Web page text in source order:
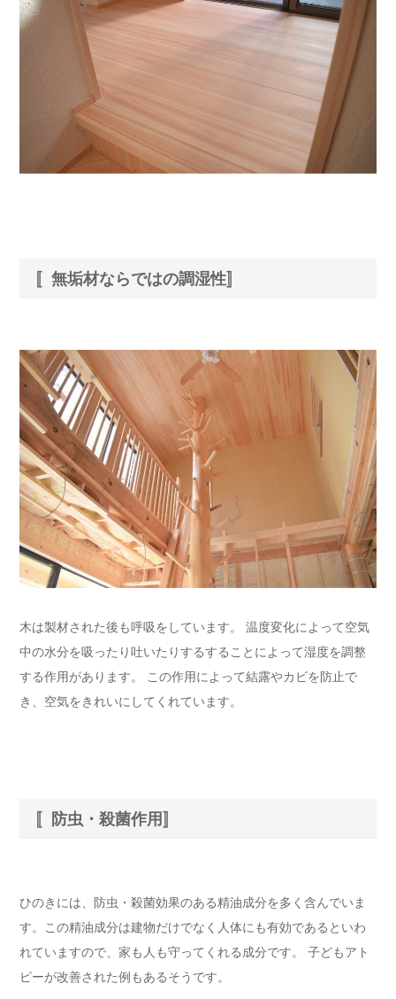
〚無垢材ならではの調湿性〛
木は製材された後も呼吸をしています。 温度変化によって空気
中の水分を吸ったり吐いたりするすることによって湿度を調整
する作用があります。 この作用によって結露やカビを防止で
き、空気をきれいにしてくれています。
〚防虫・殺菌作用〛
ひのきには、防虫・殺菌効果のある精油成分を多く含んでいま
す。この精油成分は建物だけでなく人体にも有効であるといわ
れていますので、家も人も守ってくれる成分です。 子どもアト
ピーが改善された例もあるそうです。